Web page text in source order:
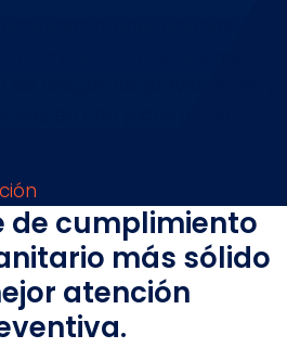
de cumplimiento
más sólido
atención